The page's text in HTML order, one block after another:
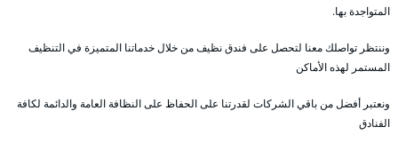
المتواجدة بها.
وننتظر تواصلك معنا لتحصل على فندق نظيف من خلال خدماتنا المتميزة في التنظيف
المستمر لهذه الأماكن
ونعتبر أفضل من باقي الشركات لقدرتنا على الحفاظ على النظافة العامة والدائمة لكافة
الفنادق